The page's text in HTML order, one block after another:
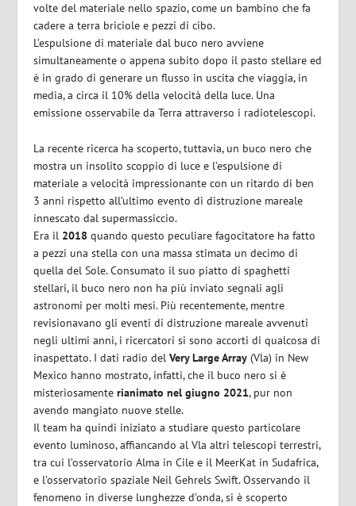
volte del materiale nello spazio, come un bambino che fa
cadere a terra briciole e pezzi di cibo.
L’espulsione di materiale dal buco nero avviene
simultaneamente o appena subito dopo il pasto stellare ed
è in grado di generare un flusso in uscita che viaggia, in
media, a circa il 10% della velocità della luce. Una
emissione osservabile da Terra attraverso i radiotelescopi.
La recente ricerca ha scoperto, tuttavia, un buco nero che
mostra un insolito scoppio di luce e l’espulsione di
materiale a velocità impressionante con un ritardo di ben
3 anni rispetto all’ultimo evento di distruzione mareale
innescato dal supermassiccio.
Era il 2018 quando questo peculiare fagocitatore ha fatto
a pezzi una stella con una massa stimata un decimo di
quella del Sole. Consumato il suo piatto di spaghetti
stellari, il buco nero non ha più inviato segnali agli
astronomi per molti mesi. Più recentemente, mentre
revisionavano gli eventi di distruzione mareale avvenuti
negli ultimi anni, i ricercatori si sono accorti di qualcosa di
inaspettato. I dati radio delVery Large Array (Vla) in New
Mexico hanno mostrato, infatti, che il buco nero si è
misteriosamenterianimato nel giugno 2021, pur non
avendo mangiato nuove stelle.
Il team ha quindi iniziato a studiare questo particolare
evento luminoso, affiancando al Vla altri telescopi terrestri,
tra cui l’osservatorio Alma in Cile e il MeerKat in Sudafrica,
e l’osservatorio spaziale Neil Gehrels Swift. Osservando il
fenomeno in diverse lunghezze d’onda, si è scoperto